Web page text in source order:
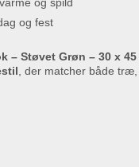
og spild
og fest
Støvet Grøn – 30 x 45
, der matcher både